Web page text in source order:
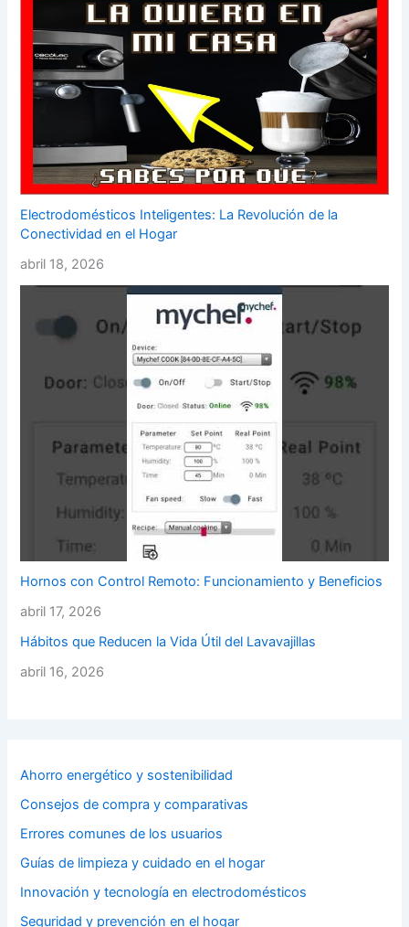
Electrodomésticos Inteligentes: La Revolución de la
Conectividad en el Hogar
abril 18, 2026
Hornos con Control Remoto: Funcionamiento y Beneficios
abril 17, 2026
Hábitos que Reducen la Vida Útil del Lavavajillas
abril 16, 2026
Ahorro energético y sostenibilidad
Consejos de compra y comparativas
Errores comunes de los usuarios
Guías de limpieza y cuidado en el hogar
Innovación y tecnología en electrodomésticos
Seguridad y prevención en el hogar